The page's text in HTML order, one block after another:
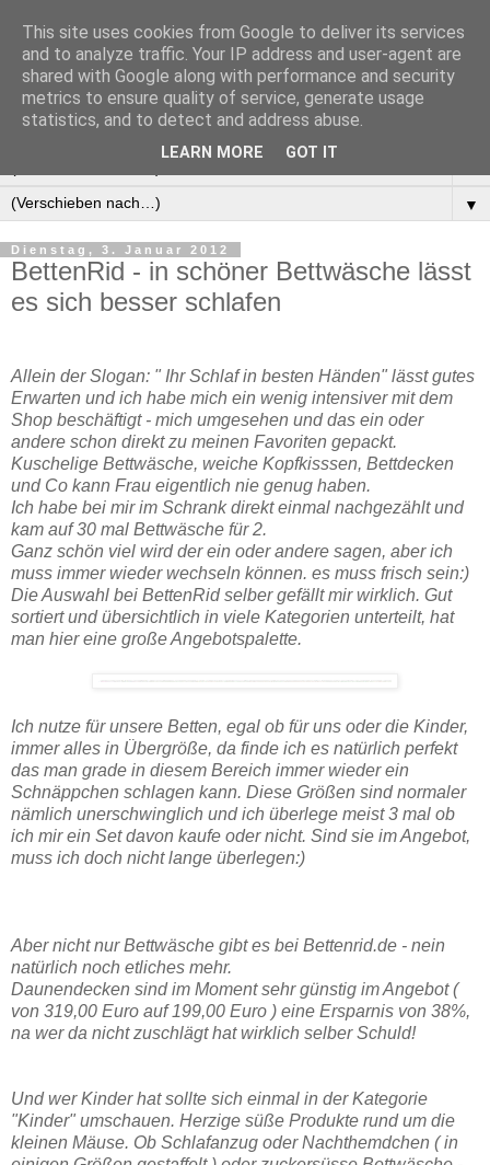
Manus Testwelt, alles
außer langweilig
▼
Dienstag, 3. Januar 2012
BettenRid - in schöner Bettwäsche lässt
es sich besser schlafen
Allein der Slogan: " Ihr Schlaf in besten Händen" lässt gutes
Erwarten und ich habe mich ein wenig intensiver mit dem
Shop beschäftigt - mich umgesehen und das ein oder
andere schon direkt zu meinen Favoriten gepackt.
Kuschelige Bettwäsche, weiche Kopfkisssen, Bettdecken
und Co kann Frau eigentlich nie genug haben.
Ich habe bei mir im Schrank direkt einmal nachgezählt und
kam auf 30 mal Bettwäsche für 2.
Ganz schön viel wird der ein oder andere sagen, aber ich
muss immer wieder wechseln können. es muss frisch sein:)
Die Auswahl bei BettenRid selber gefällt mir wirklich. Gut
sortiert und übersichtlich in viele Kategorien unterteilt, hat
man hier eine große Angebotspalette.
Ich nutze für unsere Betten, egal ob für uns oder die Kinder,
immer alles in Übergröße, da finde ich es natürlich perfekt
das man grade in diesem Bereich immer wieder ein
Schnäppchen schlagen kann. Diese Größen sind normaler
nämlich unerschwinglich und ich überlege meist 3 mal ob
ich mir ein Set davon kaufe oder nicht. Sind sie im Angebot,
muss ich doch nicht lange überlegen:)
Aber nicht nur Bettwäsche gibt es bei Bettenrid.de - nein
natürlich noch etliches mehr.
Daunendecken sind im Moment sehr günstig im Angebot (
von 319,00 Euro auf 199,00 Euro ) eine Ersparnis von 38%,
na wer da nicht zuschlägt hat wirklich selber Schuld!
Und wer Kinder hat sollte sich einmal in der Kategorie
"Kinder" umschauen. Herzige süße Produkte rund um die
kleinen Mäuse. Ob Schlafanzug oder Nachthemdchen ( in
This site uses cookies from Google to deliver its services
and to analyze traffic. Your IP address and user-agent are
shared with Google along with performance and security
metrics to ensure quality of service, generate usage
statistics, and to detect and address abuse.
LEARN MORE GOT IT